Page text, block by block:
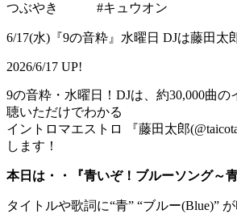
つぶやき #キュウオン
6/17(水)『9の音粋』水曜日 DJは藤田太
2026/6/17 UP!
9の音粋・水曜日！DJは、約30,000曲の
聴いただけでわかる
イントロマエストロ 『藤田太郎
します！
本日は・・『青いぞ！ブルーソング～
タイトルや歌詞に“青” “ブルー(Blue)”